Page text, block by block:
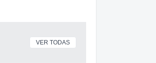
VER TODAS